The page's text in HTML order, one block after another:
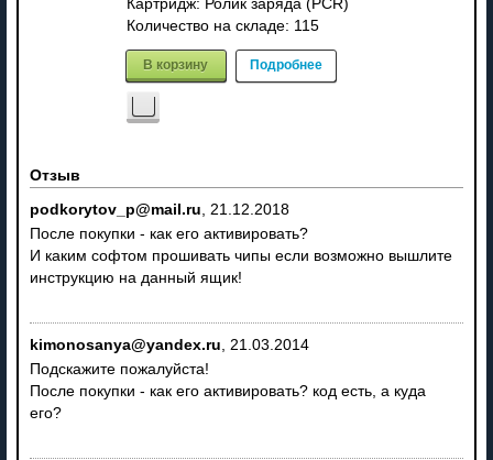
Картридж: Ролик заряда (PCR)
Количество на складе: 115
В корзину Подробнее
Отзыв
podkorytov_p@mail.ru
21.12.2018
После покупки - как его активировать?
И каким софтом прошивать чипы если возможно вышлите
инструкцию на данный ящик!
kimonosanya@yandex.ru
21.03.2014
Подскажите пожалуйста!
После покупки - как его активировать? код есть, а куда
его?